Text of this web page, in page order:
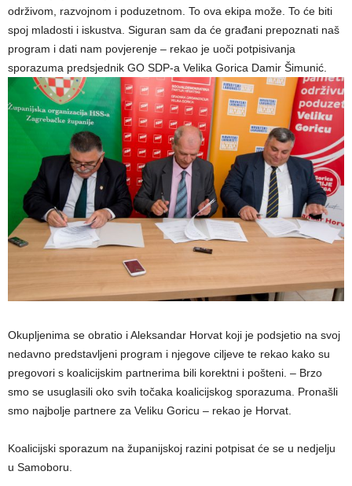
održivom, razvojnom i poduzetnom. To ova ekipa može. To će biti
spoj mladosti i iskustva. Siguran sam da će građani prepoznati naš
program i dati nam povjerenje – rekao je uoči potpisivanja
sporazuma predsjednik GO SDP-a Velika Gorica Damir Šimunić.
Okupljenima se obratio i Aleksandar Horvat koji je podsjetio na svoj
nedavno predstavljeni program i njegove ciljeve te rekao kako su
pregovori s koalicijskim partnerima bili korektni i pošteni. – Brzo
smo se usuglasili oko svih točaka koalicijskog sporazuma. Pronašli
smo najbolje partnere za Veliku Goricu – rekao je Horvat.
Koalicijski sporazum na županijskoj razini potpisat će se u nedjelju
u Samoboru.